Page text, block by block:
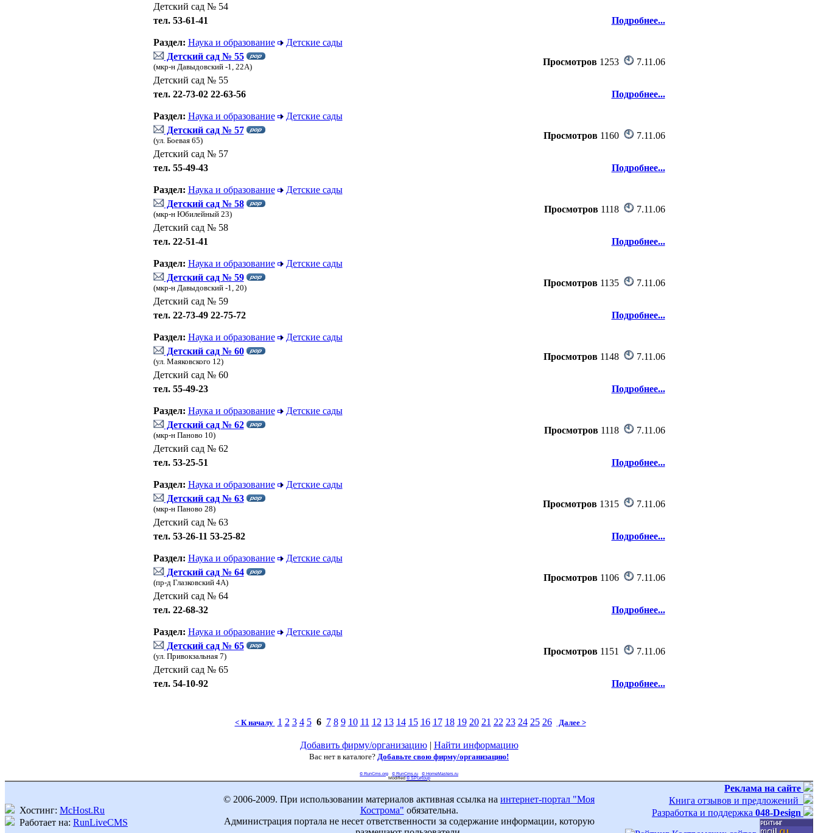
Детский сад № 54
тел. 53-61-41
Подробнее...
Раздел: Наука и образование
Детские сады
Детский сад № 55
(мкр-н Давыдовский -1, 22А) Просмотров1253
7.11.06
Детский сад № 55
тел. 22-73-02 22-63-56
Подробнее...
Раздел: Наука и образование
Детские сады
Детский сад № 57
(ул. Боевая 65) Просмотров1160
7.11.06
Детский сад № 57
тел. 55-49-43
Подробнее...
Раздел: Наука и образование
Детские сады
Детский сад № 58
(мкр-н Юбилейный 23) Просмотров1118
7.11.06
Детский сад № 58
тел. 22-51-41
Подробнее...
Раздел: Наука и образование
Детские сады
Детский сад № 59
(мкр-н Давыдовский -1, 20) Просмотров1135
7.11.06
Детский сад № 59
тел. 22-73-49 22-75-72
Подробнее...
Раздел: Наука и образование
Детские сады
Детский сад № 60
(ул. Маяковского 12) Просмотров1148
7.11.06
Детский сад № 60
тел. 55-49-23
Подробнее...
Раздел: Наука и образование
Детские сады
Детский сад № 62
(мкр-н Паново 10) Просмотров1118
7.11.06
Детский сад № 62
тел. 53-25-51
Подробнее...
Раздел: Наука и образование
Детские сады
Детский сад № 63
(мкр-н Паново 28) Просмотров1315
7.11.06
Детский сад № 63
тел. 53-26-11 53-25-82
Подробнее...
Раздел: Наука и образование
Детские сады
Детский сад № 64
(пр-д Глазковский 4А) Просмотров1106
7.11.06
Детский сад № 64
тел. 22-68-32
Подробнее...
Раздел: Наука и образование
Детские сады
Детский сад № 65
(ул. Привокзальная 7) Просмотров1151
7.11.06
Детский сад № 65
тел. 54-10-92
Подробнее...
< К началу 1 2 3 4 5 6 7 8 9 10 11 12 13 14 15 16 17 18 19 20 21 22 23 24 25 26 Далее >
Добавить фирму/организацию| Найти информацию
Вас нет в каталоге? Добавьте свою фирму/организацию!
© RunCms.org © RunCms.ru
© HomeMasters.ru
Modified © SPGRoup
Хостинг: McHost.Ru
Работает на: RunLiveCMS
© 2006-2009. При использовании материалов активная ссылка на интернет-портал "Моя
Кострома" обязательна.
Администрация портала не несет ответственности за содержание информации, которую
Реклама на сайте
Книга отзывов и предложений
Разработка и поддержка 048-Design